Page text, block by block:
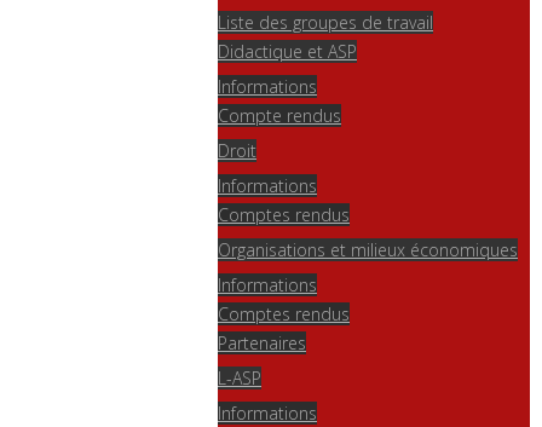
Liste des groupes de travail
Didactique et ASP
Informations
Compte rendus
Droit
Informations
Comptes rendus
Organisations et milieux économiques
Informations
Comptes rendus
Partenaires
L-ASP
Informations